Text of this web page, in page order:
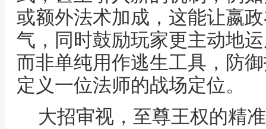
或额外法术加成，这能让嬴
气，同时鼓励玩家更主动地
而非单纯用作逃生工具，防
定义一位法师的战场定位。
大招审视，至尊王权的精